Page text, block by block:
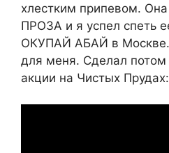
хлестким припевом.
ПРОЗА и я успел спеть
ОКУПАЙ АБАЙ в
для меня. Сделал потом
акции на Чистых Прудах: